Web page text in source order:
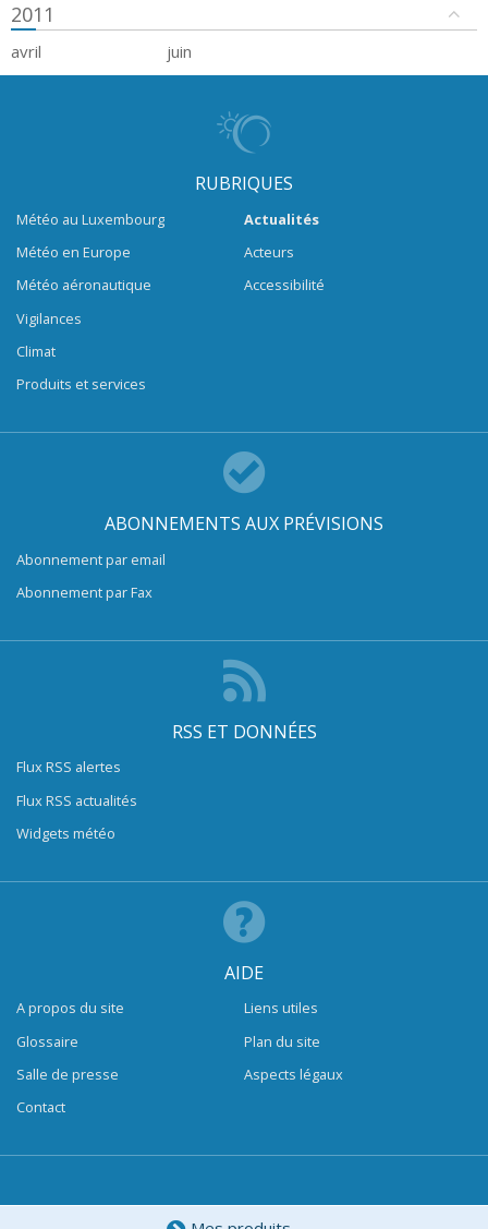
2011
avril juin
RUBRIQUES
Météo au Luxembourg
Météo en Europe
Météo aéronautique
Vigilances
Climat
Produits et services
Actualités
Acteurs
Accessibilité
ABONNEMENTS AUX PRÉVISIONS
Abonnement par email
Abonnement par Fax
RSS ET DONNÉES
Flux RSS alertes
Flux RSS actualités
Widgets météo
AIDE
A propos du site
Glossaire
Salle de presse
Contact
Liens utiles
Plan du site
Aspects légaux